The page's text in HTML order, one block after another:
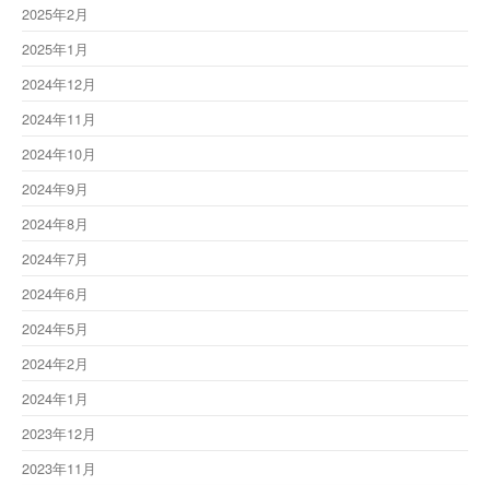
2025年2月
2025年1月
2024年12月
2024年11月
2024年10月
2024年9月
2024年8月
2024年7月
2024年6月
2024年5月
2024年2月
2024年1月
2023年12月
2023年11月